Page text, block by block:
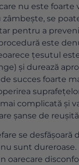
nu este foarte
zâmbește, se
pentru a
este
țesutul
și durează
succes foarte
complicată și
șanse de
se desfășoară
sunt dureroase.
oarecare